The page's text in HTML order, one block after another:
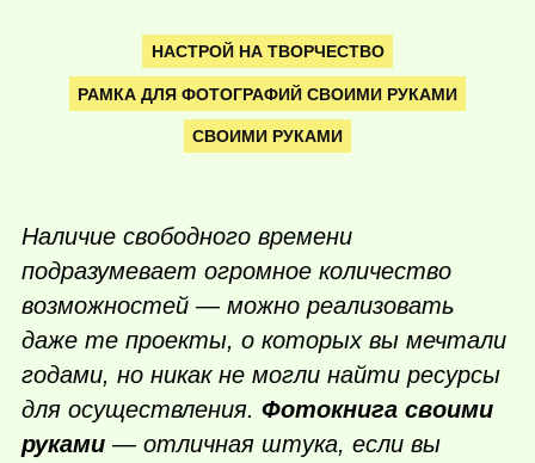
НАСТРОЙ НА ТВОРЧЕСТВО
РАМКА ДЛЯ ФОТОГРАФИЙ СВОИМИ РУКАМИ
СВОИМИ РУКАМИ
Наличие свободного времени
подразумевает огромное количество
возможностей — можно реализовать
даже те проекты, о которых вы мечтали
годами, но никак не могли найти ресурсы
для осуществления. Фотокнига своими
руками — отличная штука, если вы